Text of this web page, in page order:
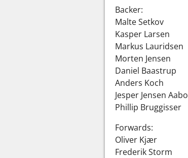
Backer:
Malte Setkov
Kasper Larsen
Markus Lauridsen
Morten Jensen
Daniel Baastrup
Anders Koch
Jesper Jensen Aabo
Phillip Bruggisser
Forwards:
Oliver Kjær
Frederik Storm